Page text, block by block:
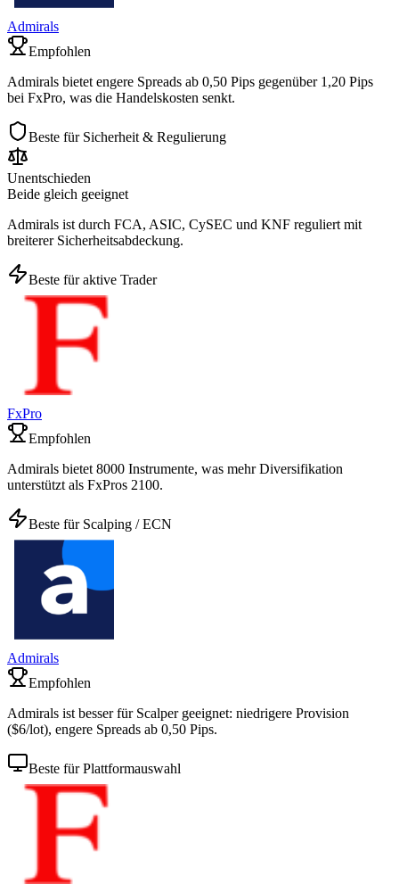
Admirals
Empfohlen
Admirals bietet engere Spreads ab 0,50 Pips gegenüber 1,20 Pips
bei FxPro, was die Handelskosten senkt.
Beste für Sicherheit & Regulierung
Unentschieden
Beide gleich geeignet
Admirals ist durch FCA, ASIC, CySEC und KNF reguliert mit
breiterer Sicherheitsabdeckung.
Beste für aktive Trader
FxPro
Empfohlen
Admirals bietet 8000 Instrumente, was mehr Diversifikation
unterstützt als FxPros 2100.
Beste für Scalping / ECN
Admirals
Empfohlen
Admirals ist besser für Scalper geeignet: niedrigere Provision
($6/lot), engere Spreads ab 0,50 Pips.
Beste für Plattformauswahl